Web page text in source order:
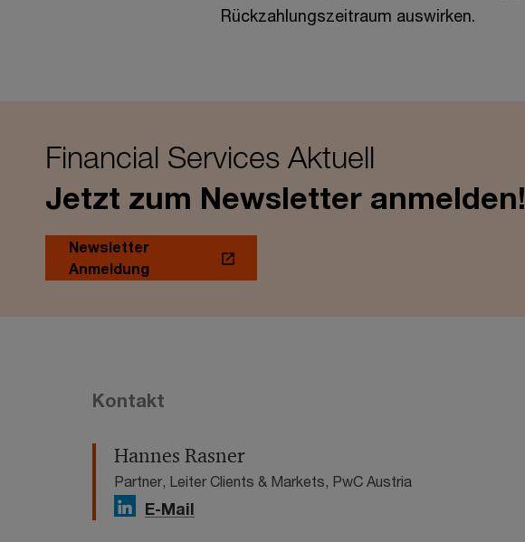
Rückzahlungszeitraum auswirken.
Financial Services Aktuell
Jetzt zum Newsletter anmelden!
Newsletter
Anmeldung
Kontakt
Hannes Rasner
Partner, Leiter Clients & Markets, PwC Austria
E-Mail